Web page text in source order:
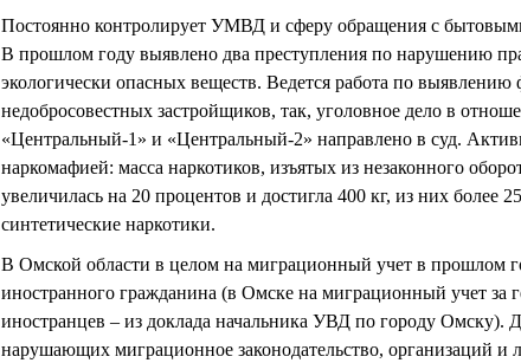
Постоянно контролирует УМВД и сферу обращения с
В прошлом году выявлено два преступления по нарушению
экологически опасных веществ. Ведется работа по
недобросовестных застройщиков, так, уголовное дело в
«Центральный-1» и «Центральный-2» направлено в суд.
наркомафией: масса наркотиков, изъятых из незаконного
увеличилась на 20 процентов и достигла 400 кг, из них более
синтетические наркотики.
В Омской области в целом на миграционный учет в прошлом
иностранного гражданина (в Омске на миграционный учет за
иностранцев – из доклада начальника УВД по городу Омску).
нарушающих миграционное законодательство, организаций и